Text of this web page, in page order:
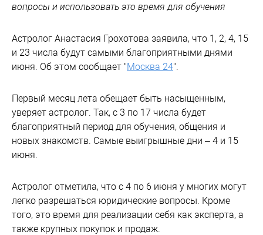
вопросы и использовать это время для обучения
Астролог Анастасия Грохотова заявила, что 1, 2, 4, 15
и 23 числа будут самыми благоприятными днями
июня. Об этом сообщает "Москва 24".
Первый месяц лета обещает быть насыщенным,
уверяет астролог. Так, с 3 по 17 числа будет
благоприятный период для обучения, общения и
новых знакомств. Самые выигрышные дни – 4 и 15
июня.
Астролог отметила, что с 4 по 6 июня у многих могут
легко разрешаться юридические вопросы. Кроме
того, это время для реализации себя как эксперта, а
также крупных покупок и продаж.